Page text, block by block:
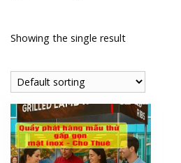
Showing the single result